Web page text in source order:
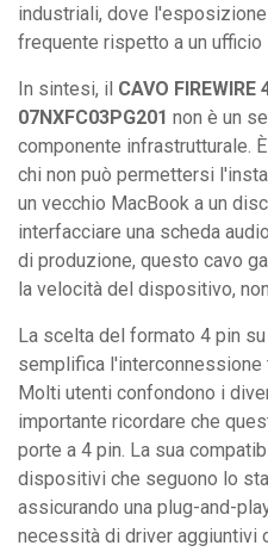
industriali, dove
frequente rispetto a un ufficio
In sintesi, il CAVO
07NXFC03PG201 non è un
componente infrastrutturale.
chi non può permettersi
un vecchio MacBook a un
interfacciare una scheda
di produzione, questo cavo
la velocità del dispositivo,
La scelta del formato 4 pin
semplifica
Molti utenti confondono i
importante ricordare che
porte a 4 pin. La sua
dispositivi che seguono lo
assicurando una plug-and-
necessità di driver aggiuntivi